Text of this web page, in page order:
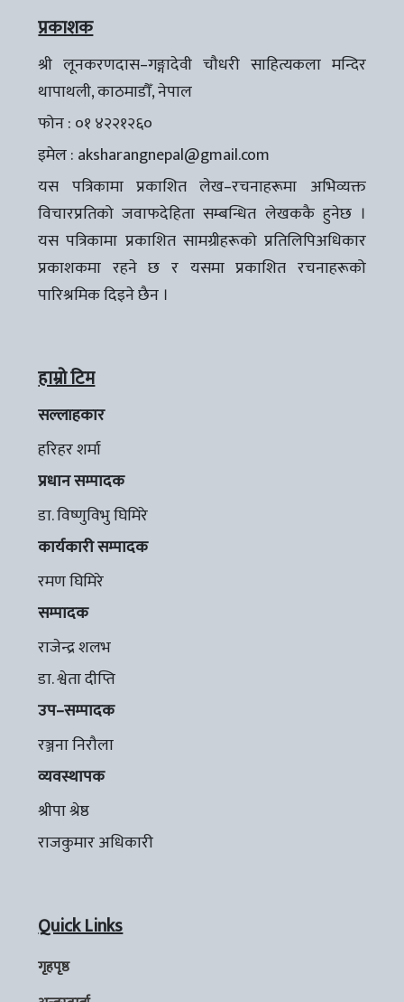
प्रकाशक
श्री लूनकरणदास–गङ्गादेवी चौधरी साहित्यकला मन्दिर
थापाथली, काठमाडौँ, नेपाल
फोन : ०१ ४२२१२६०
इमेल : aksharangnepal@gmail.com
यस पत्रिकामा प्रकाशित लेख–रचनाहरूमा अभिव्यक्त
विचारप्रतिको जवाफदेहिता सम्बन्धित लेखककै हुनेछ ।
यस पत्रिकामा प्रकाशित सामग्रीहरूको प्रतिलिपिअधिकार
प्रकाशकमा रहने छ र यसमा प्रकाशित रचनाहरूको
पारिश्रमिक दिइने छैन ।
हाम्रो टिम
सल्लाहकार
हरिहर शर्मा
प्रधान सम्पादक
डा. विष्णुविभु घिमिरे
कार्यकारी सम्पादक
रमण घिमिरे
सम्पादक
राजेन्द्र शलभ
डा. श्वेता दीप्ति
उप–सम्पादक
रञ्जना निरौला
व्यवस्थापक
श्रीपा श्रेष्ठ
राजकुमार अधिकारी
Quick Links
गृहपृष्ठ